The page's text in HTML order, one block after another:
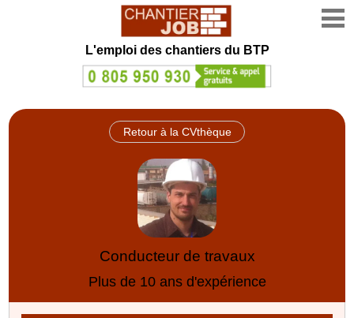
L'emploi des chantiers du BTP
Retour à la CVthèque
Conducteur de travaux
Plus de 10 ans d'expérience